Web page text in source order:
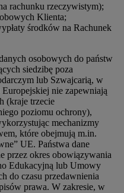
rachunku rzeczywistym);
Klienta;
środków na Rachunek
osobowych do państw
siedzibę poza
lub Szwajcarią, w
nie zapewniają
(kraje trzecie
poziomu ochrony),
mechanizmy
które obejmują m.in.
UE. Państwa dane
przez okres obowiązywania
Edukacyjną lub Umowy
do czasu przedawnienia
prawa. W zakresie, w